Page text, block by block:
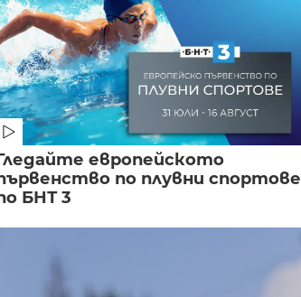
европейското
по плувни спортове
БНТ 3